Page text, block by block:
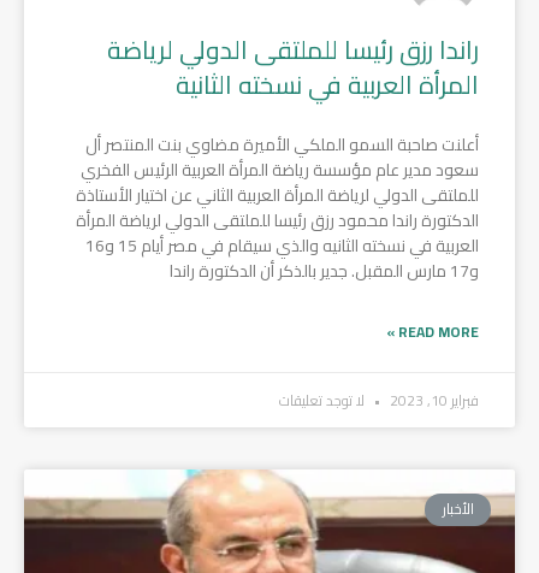
راندا رزق رئيسا للملتقى الدولي لرياضة
المرأة العربية في نسخته الثانية
أعلنت صاحبة السمو الملكي الأميرة مضاوي بنت المنتصر أل
سعود مدير عام مؤسسة رياضة المرأة العربية الرئيس الفخري
للملتقى الدولي لرياضة المرأة العربية الثاني عن اختيار الأستاذة
الدكتورة راندا محمود رزق رئيسا للملتقى الدولي لرياضة المرأة
العربية في نسخته الثانيه والذي سيقام في مصر أيام 15 و16
و17 مارس المقبل. جدير بالذكر أن الدكتورة راندا
READ MORE »
فبراير 10, 2023 لا توجد تعليقات
الأخبار